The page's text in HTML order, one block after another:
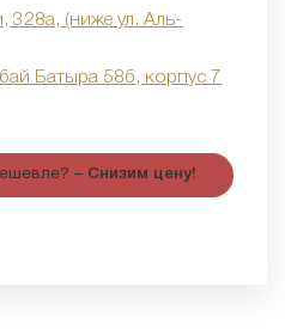
328а, (ниже ул. Аль-
Батыра 58б, корпус 7
– Снизим цену!